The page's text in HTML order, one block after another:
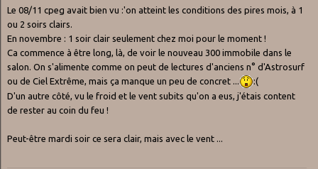
Le 08/11 cpeg avait bien vu :'on atteint les conditions des pires mois, à 1
ou 2 soirs clairs.
En novembre : 1 soir clair seulement chez moi pour le moment !
Ca commence à être long, là, de voir le nouveau 300 immobile dans le
salon. On s'alimente comme on peut de lectures d'anciens n° d'Astrosurf
ou de Ciel Extrême, mais ça manque un peu de concret ...
:(
D'un autre côté, vu le froid et le vent subits qu'on a eus, j'étais content
de rester au coin du feu !
Peut-être mardi soir ce sera clair, mais avec le vent ...